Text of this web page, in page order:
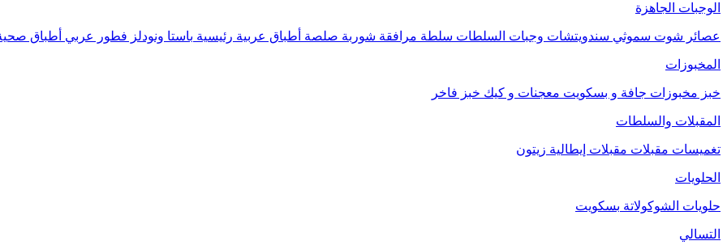
الوجبات الجاهزة
عصائر شوت سموثي سندويتشات وجبات السلطات سلطة مرافقة شوربة صلصة أطباق عربية رئيسية باستا ونودلز فطور عربي أطباق
المخبوزات
خبز مخبوزات جافة و بسكويت معجنات و كيك خبز فاخر
المقبلات والسلطات
تغميسات مقبلات مقبلات إيطالية زيتون
الحلويات
حلويات الشوكولاتة بسكويت
التسالي